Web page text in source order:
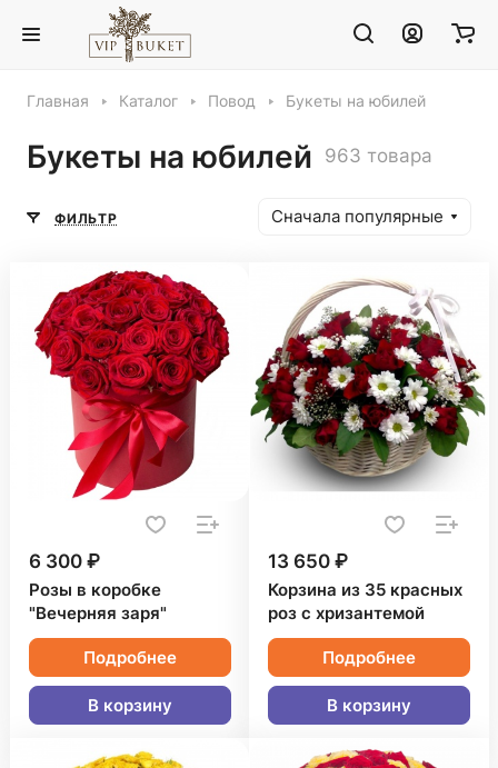
Главная Каталог Повод Букеты на юбилей
Букеты на юбилей 963 товара
ФИЛЬТР Сначала популярные
6 300 ₽
Розы в коробке
"Вечерняя заря"
Подробнее
В корзину
13 650 ₽
Корзина из 35 красных
роз с хризантемой
Подробнее
В корзину